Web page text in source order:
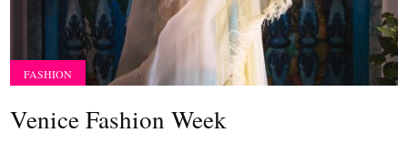
FASHION
Venice Fashion Week